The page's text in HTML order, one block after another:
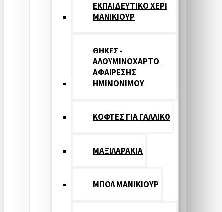
ΕΚΠΑΙΔΕΥΤΙΚΟ ΧΕΡΙ
ΜΑΝΙΚΙΟΥΡ
ΘΗΚΕΣ -
ΑΛΟΥΜΙΝΟΧΑΡΤΟ
ΑΦΑΙΡΕΣΗΣ
ΗΜΙΜΟΝΙΜΟΥ
ΚΟΦΤΕΣ ΓΙΑ ΓΑΛΛΙΚΟ
ΜΑΞΙΛΑΡΑΚΙΑ
ΜΠΟΛ ΜΑΝΙΚΙΟΥΡ